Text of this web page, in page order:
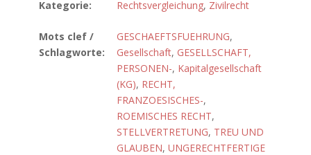
Kategorie:
Rechtsvergleichung, Zivilrecht
Mots clef /
Schlagworte:
GESCHAEFTSFUEHRUNG,
Gesellschaft, GESELLSCHAFT,
PERSONEN-, Kapitalgesellschaft
(KG), RECHT,
FRANZOESISCHES-,
ROEMISCHES RECHT,
STELLVERTRETUNG, TREU UND
GLAUBEN, UNGERECHTFERTIGE